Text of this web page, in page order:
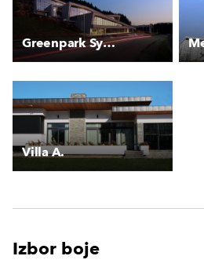
Greenpark Symphony Office Building
Villa A.
Izbor boje